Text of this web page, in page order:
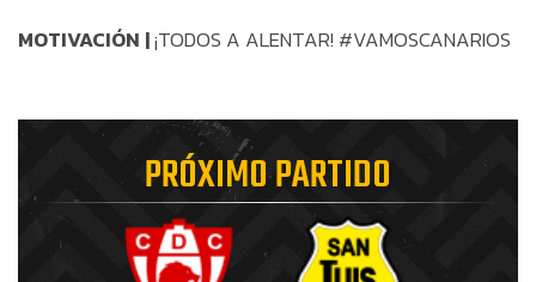
MOTIVACIÓN |¡TODOS A ALENTAR! #VAMOSCANARIOS
PRÓXIMO PARTIDO